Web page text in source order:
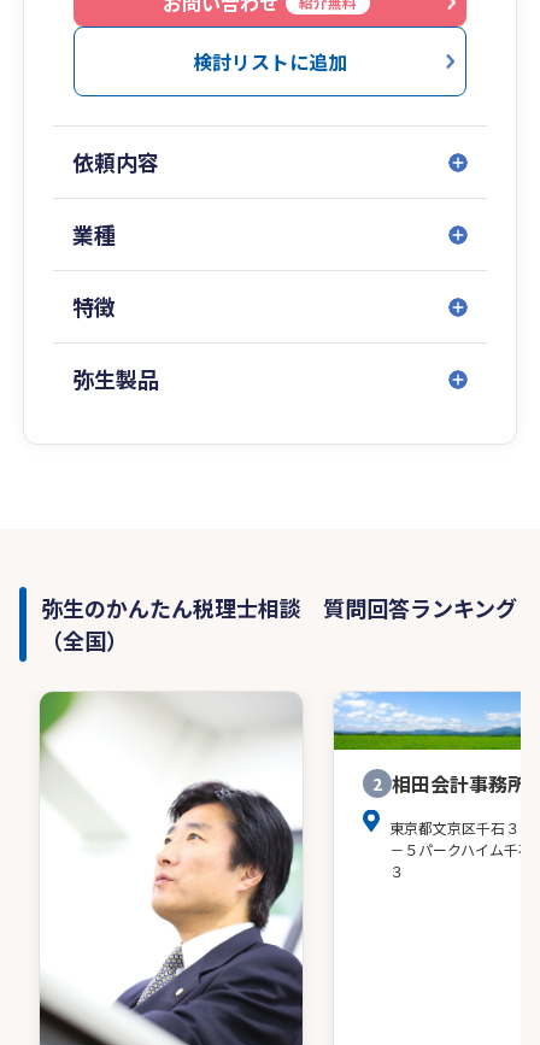
検討リストに追加
依頼内容
業種
特徴
弥生製品
弥生のかんたん税理士相談 質問回答ランキング
（全国）
2 相田会計事務所
東京都文京区千石３－
－５パークハイム千石
３